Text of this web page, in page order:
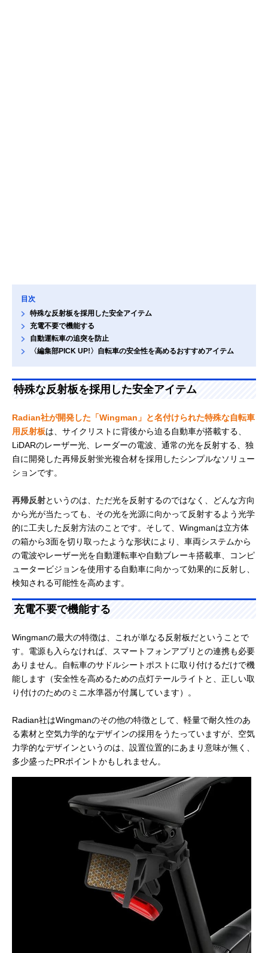
目次
特殊な反射板を採用した安全アイテム
充電不要で機能する
自動運転車の追突を防止
〈編集部PICK UP!〉自転車の安全性を高めるおすすめアイテム
特殊な反射板を採用した安全アイテム
Radian社が開発した「Wingman」と名付けられた特殊な自転車
用反射板は、サイクリストに背後から迫る自動車が搭載する、
LiDARのレーザー光、レーダーの電波、通常の光を反射する、独
自に開発した再帰反射蛍光複合材を採用したシンプルなソリュー
ションです。
再帰反射というのは、ただ光を反射するのではなく、どんな方向
から光が当たっても、その光を光源に向かって反射するよう光学
的に工夫した反射方法のことです。そして、Wingmanは立方体
の箱から3面を切り取ったような形状により、車両システムから
の電波やレーザー光を自動運転車や自動ブレーキ搭載車、コンピ
ュータービジョンを使用する自動車に向かって効果的に反射し、
検知される可能性を高めます。
充電不要で機能する
Wingmanの最大の特徴は、これが単なる反射板だということで
す。電源も入らなければ、スマートフォンアプリとの連携も必要
ありません。自転車のサドルシートポストに取り付けるだけで機
能します（安全性を高めるための点灯テールライトと、正しい取
り付けのためのミニ水準器が付属しています）。
Radian社はWingmanのその他の特徴として、軽量で耐久性のあ
る素材と空気力学的なデザインの採用をうたっていますが、空気
力学的なデザインというのは、設置位置的にあまり意味が無く、
多少盛ったPRポイントかもしれません。